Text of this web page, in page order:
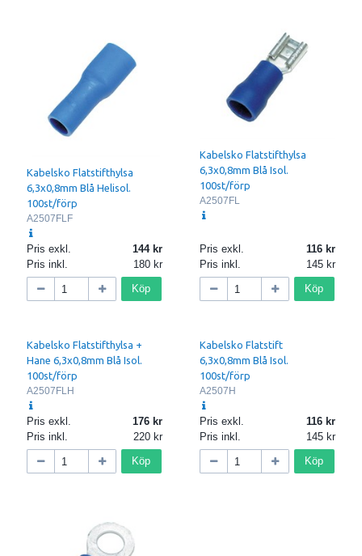
Kabelsko Flatstifthylsa
6,3x0,8mm Blå Helisol.
100st/förp
A2507FLF
Pris exkl.
144
Pris inkl.
180
Köp
Kabelsko Flatstifthylsa
6,3x0,8mm Blå Isol.
100st/förp
A2507FL
Pris exkl.
116
Pris inkl.
145
Köp
Kabelsko Flatstifthylsa +
Hane 6,3x0,8mm Blå Isol.
100st/förp
A2507FLH
Pris exkl.
176
Pris inkl.
220
Köp
Kabelsko Flatstift
6,3x0,8mm Blå Isol.
100st/förp
A2507H
Pris exkl.
116
Pris inkl.
145
Köp